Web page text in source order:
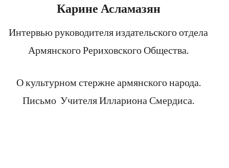
Карине Асламазян
Интервью руководителя издательского отдела
Армянского Рериховского Общества.
О культурном стержне армянского народа.
Письмо Учителя Иллариона Смердиса.